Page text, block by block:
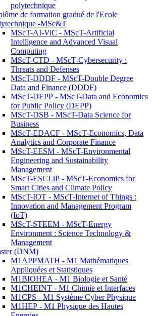
polytechnique
de formation gradué de l'Ecole
-MSc&T
MScT-AI-ViC - MScT-Artificial
Intelligence and Advanced Visual
Computing
MScT-CTD - MScT-Cybersecurity :
Threats and Defenses
MScT-DDDF - MScT-Double Degree
Data and Finance (DDDF)
MScT-DEPP - MScT-Data and Economics
for Public Policy (DEPP)
MScT-DSB - MScT-Data Science for
Business
MScT-EDACF - MScT-Economics, Data
Analytics and Corporate Finance
MScT-EESM - MScT-Environmental
Engineering and Sustainability
Management
MScT-ESCLiP - MScT-Economics for
Smart Cities and Climate Policy
MScT-IOT - MScT-Internet of Things :
Innovation and Management Program
(IoT)
MScT-STEEM - MScT-Energy
Environment : Science Technology &
Management
(DNM)
M1APPMATH - M1 Mathématiques
Appliquées et Statistiques
M1BIOHEA - M1 Biologie et Santé
M1CHEINT - M1 Chimie et Interfaces
M1CPS - M1 Système Cyber Physique
M1HEP - M1 Physique des Hautes